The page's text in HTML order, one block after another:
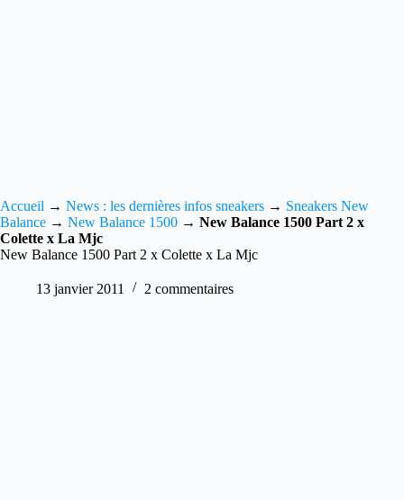
Accueil → News : les dernières infos sneakers → Sneakers New
Balance → New Balance 1500 → New Balance 1500 Part 2 x
Colette x La Mjc
New Balance 1500 Part 2 x Colette x La Mjc
13 janvier 2011 2 commentaires